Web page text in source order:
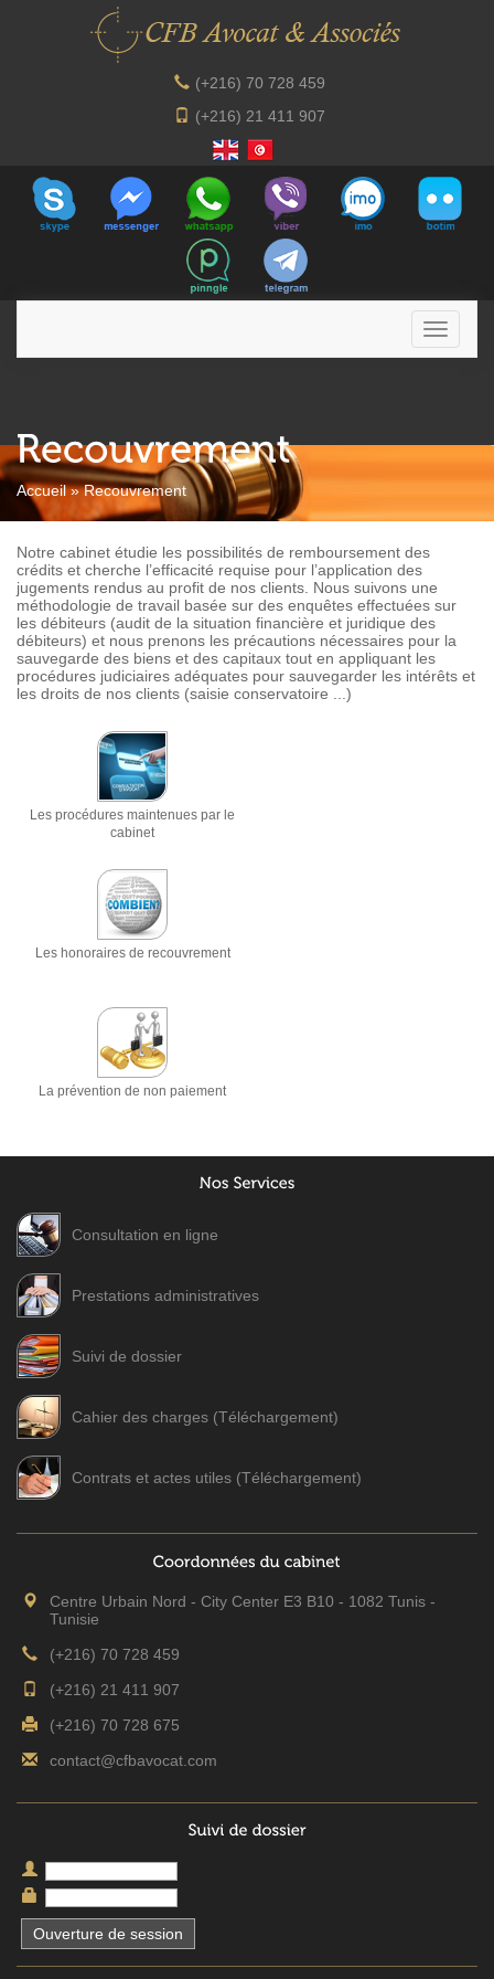
(+216) 70 728 459
(+216) 21 411 907
Accueil»Recouvrement
Notre cabinet étudie les possibilités de remboursement des
crédits et cherche l’efficacité requise pour l’application des
jugements rendus au profit de nos clients. Nous suivons une
méthodologie de travail basée sur des enquêtes effectuées sur
les débiteurs (audit de la situation financière et juridique des
débiteurs) et nous prenons les précautions nécessaires pour la
sauvegarde des biens et des capitaux tout en appliquant les
procédures judiciaires adéquates pour sauvegarder les intérêts et
les droits de nos clients (saisie conservatoire ...)
Les procédures maintenues par le
cabinet
Les honoraires de recouvrement
La prévention de non paiement
Consultation en ligne
Prestations administratives
Suivi de dossier
Cahier des charges (Téléchargement)
Contrats et actes utiles (Téléchargement)
Centre Urbain Nord - City Center E3 B10 - 1082 Tunis -
Tunisie
(+216) 70 728 459
(+216) 21 411 907
(+216) 70 728 675
contact@cfbavocat.com